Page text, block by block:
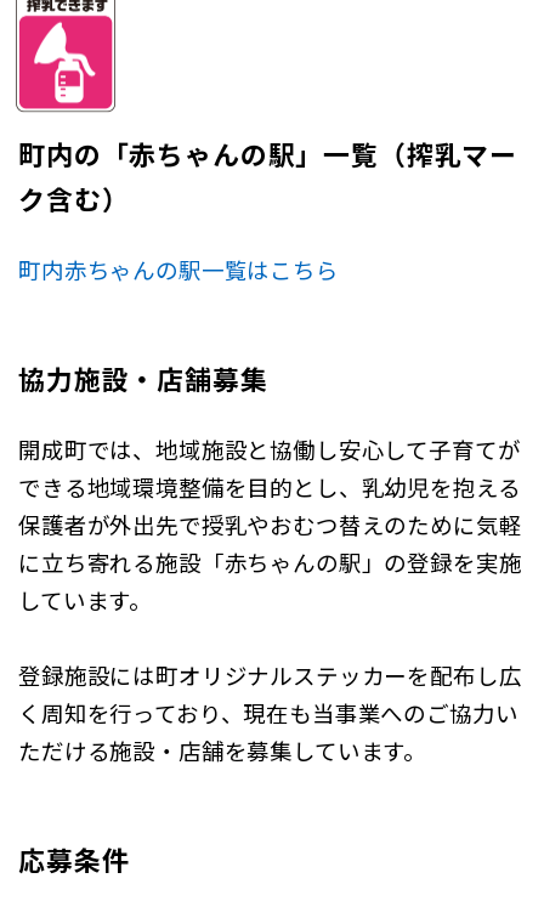
町内の「赤ちゃんの駅」一覧（搾乳マー
ク含む）
町内赤ちゃんの駅一覧はこちら
協力施設・店舗募集
開成町では、地域施設と協働し安心して子育てが
できる地域環境整備を目的とし、乳幼児を抱える
保護者が外出先で授乳やおむつ替えのために気軽
に立ち寄れる施設「赤ちゃんの駅」の登録を実施
しています。
登録施設には町オリジナルステッカーを配布し広
く周知を行っており、現在も当事業へのご協力い
ただける施設・店舗を募集しています。
応募条件